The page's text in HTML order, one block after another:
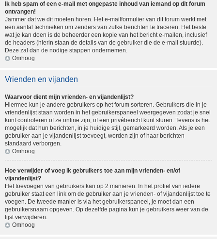
Ik heb spam of een e-mail met ongepaste inhoud van iemand op dit forum
ontvangen!
Jammer dat we dit moeten horen. Het e-mailformulier van dit forum werkt met
een aantal technieken om zenders van zulke berichten te traceren. Het beste
wat je kan doen is de beheerder een kopie van het bericht e-mailen, inclusief
de headers (hierin staan de details van de gebruiker die de e-mail stuurde).
Deze zal dan de nodige stappen ondernemen.
Omhoog
Vrienden en vijanden
Waarvoor dient mijn vrienden- en vijandenlijst?
Hiermee kun je andere gebruikers op het forum sorteren. Gebruikers die in je
vriendenlijst staan worden in het gebruikerspaneel weergegeven zodat je snel
kunt controleren of ze online zijn, of een privébericht kunt sturen. Tevens is het
mogelijk dat hun berichten, in je huidige stijl, gemarkeerd worden. Als je een
gebruiker aan je vijandenlijst toevoegt, worden zijn of haar berichten
standaard verborgen.
Omhoog
Hoe verwijder of voeg ik gebruikers toe aan mijn vrienden- en/of
vijandenlijst?
Het toevoegen van gebruikers kan op 2 manieren. In het profiel van iedere
gebruiker staat een link om de gebruiker aan je vrienden- of vijandenlijst toe te
voegen. De tweede manier is via het gebruikerspaneel, je moet dan een
gebruikersnaam opgeven. Op dezelfde pagina kun je gebruikers weer van de
lijst verwijderen.
Omhoog